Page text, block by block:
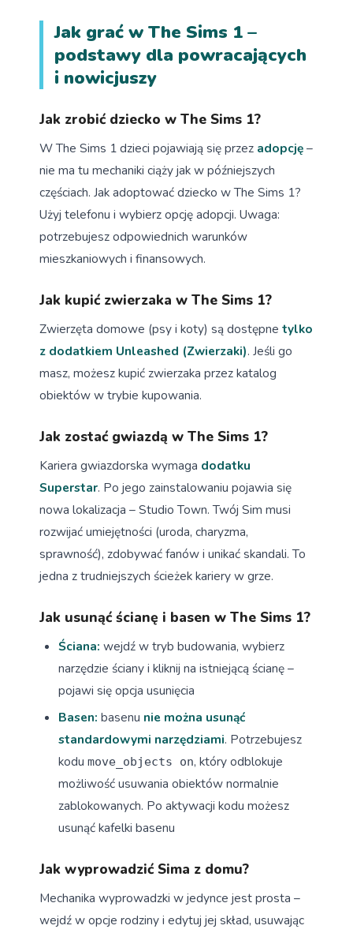
Jak grać w The Sims 1 –
podstawy dla powracających
i nowicjuszy
Jak zrobić dziecko w The Sims 1?
W The Sims 1 dzieci pojawiają się przez adopcję–
nie ma tu mechaniki ciąży jak w późniejszych
częściach. Jak adoptować dziecko w The Sims 1?
Użyj telefonu i wybierz opcję adopcji. Uwaga:
potrzebujesz odpowiednich warunków
mieszkaniowych i finansowych.
Jak kupić zwierzaka w The Sims 1?
Zwierzęta domowe (psy i koty) są dostępne tylko
z dodatkiem Unleashed (Zwierzaki). Jeśli go
masz, możesz kupić zwierzaka przez katalog
obiektów w trybie kupowania.
Jak zostać gwiazdą w The Sims 1?
Kariera gwiazdorska wymaga dodatku
Superstar. Po jego zainstalowaniu pojawia się
nowa lokalizacja – Studio Town. Twój Sim musi
rozwijać umiejętności (uroda, charyzma,
sprawność), zdobywać fanów i unikać skandali. To
jedna z trudniejszych ścieżek kariery w grze.
Jak usunąć ścianę i basen w The Sims 1?
Ściana: wejdź w tryb budowania, wybierz
narzędzie ściany i kliknij na istniejącą ścianę –
pojawi się opcja usunięcia
Basen: basenu nie można usunąć
standardowymi narzędziami. Potrzebujesz
kodu move_objects on, który odblokuje
możliwość usuwania obiektów normalnie
zablokowanych. Po aktywacji kodu możesz
usunąć kafelki basenu
Jak wyprowadzić Sima z domu?
Mechanika wyprowadzki w jedynce jest prosta –
wejdź w opcje rodziny i edytuj jej skład, usuwając